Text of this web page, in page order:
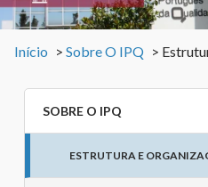
Início > Sobre O IPQ >
SOBRE O IPQ
ESTRUTURA E